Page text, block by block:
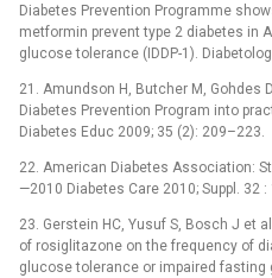
Diabetes Prevention Programme
metformin prevent type 2 diabetes in
glucose tolerance (IDDP-1).
21. Amundson H, Butcher M, Gohdes
Diabetes Prevention Program into
Diabetes Educ 2009; 35 (2): 209–223.
22. American Diabetes Association:
—2010 Diabetes Care 2010; Suppl. 32 :
23. Gerstein HC, Yusuf S, Bosch J et
of rosiglitazone on the frequency of
glucose tolerance or impaired